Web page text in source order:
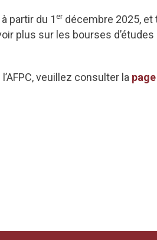
partir du 1erdécembre 2025, et
plus sur les bourses
veuillez consulter la